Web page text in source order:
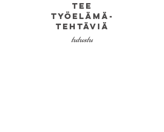
tee
työelämä-
tehtäviä
tutustu